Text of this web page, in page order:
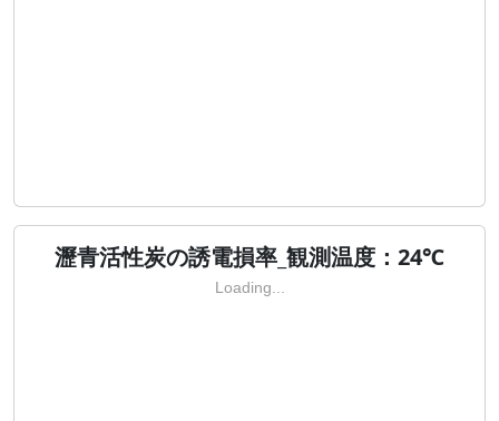
瀝青活性炭の誘電損率_観測温度：24℃
Loading...